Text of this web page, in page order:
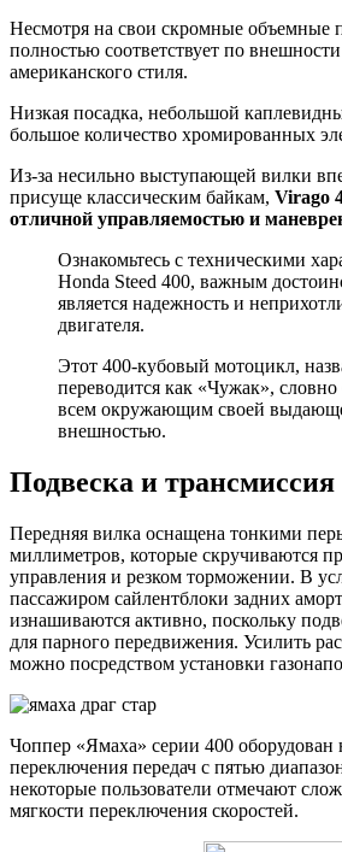
Несмотря на свои скромные объемные
полностью соответствует по
американского стиля.
Низкая посадка, небольшой
большое количество хромированных
Из-за несильно выступающей вилки
присуще классическим байкам, Virago
отличной управляемостью и
Ознакомьтесь с техническими
Honda Steed 400, важным
является надежность и
двигателя.
Этот 400-кубовый мотоцикл,
переводится как «Чужак», словно
всем окружающим своей
внешностью.
Подвеска и трансмиссия
Передняя вилка оснащена тонкими
миллиметров, которые скручиваются
управления и резком торможении. В
пассажиром сайлентблоки задних
изнашиваются активно, поскольку
для парного передвижения. Усилить
можно посредством установки
Чоппер «Ямаха» серии 400 оборудован
переключения передач с пятью
некоторые пользователи отмечают
мягкости переключения скоростей.